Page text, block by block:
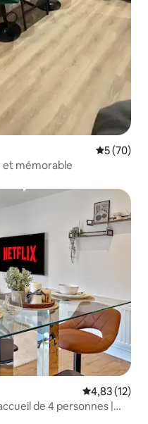
5 (70)
et mémorable
Évaluation
4,83 (12)
de 4 personnes |